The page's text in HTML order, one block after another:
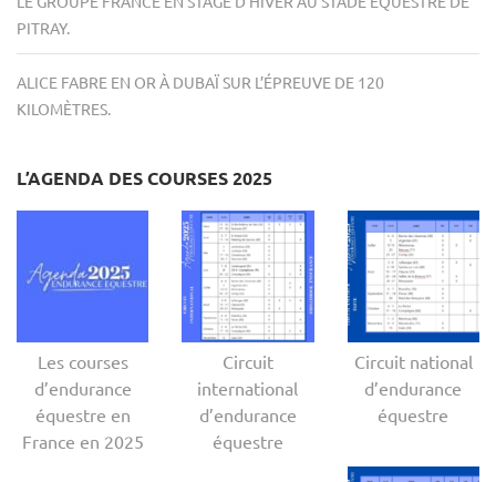
PITRAY.
ALICE FABRE EN OR À DUBAÏ SUR L’ÉPREUVE DE 120
KILOMÈTRES.
L’AGENDA DES COURSES 2025
Les courses
d’endurance
équestre en
France en 2025
Circuit
international
d’endurance
équestre
Circuit national
d’endurance
équestre